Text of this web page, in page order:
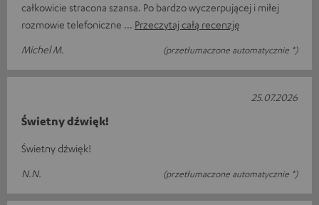
całkowicie stracona szansa. Po bardzo wyczerpującej i miłej
rozmowie telefoniczne
Przeczytaj całą recenzję
Michel M.
(przetłumaczone automatycznie *)
Świetny dźwięk!
Świetny dźwięk!
N.N.
(przetłumaczone automatycznie *)
25.07.2026